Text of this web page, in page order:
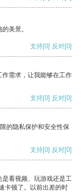
美景。
支持[0] 反对[0]
需求，让我能够在工作
支持[0] 反对[0]
的隐私保护和安全性保
支持[0] 反对[0]
看视频、玩游戏还是工
卡顿了。以前出差的时